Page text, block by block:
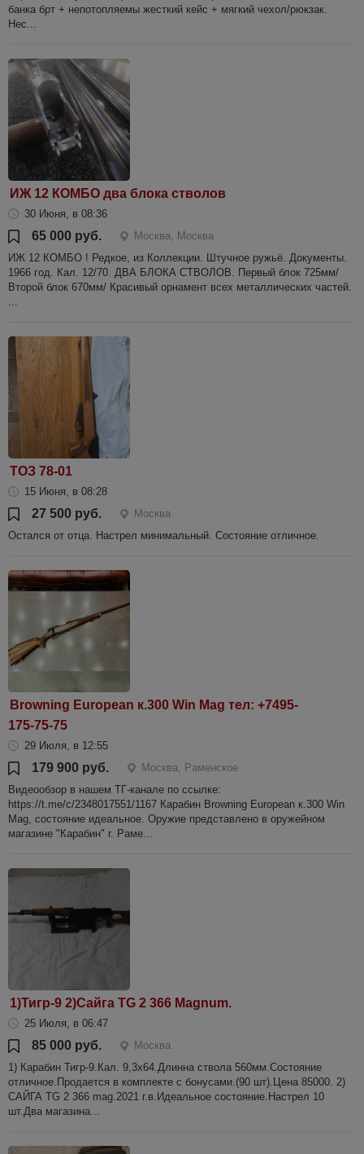
банка брт + непотопляемы жесткий кейс + мягкий чехол/рюкзак.
Нес...
ИЖ 12 КОМБО два блока стволов
30 Июня, в 08:36
65 000 руб.
Москва, Москва
ИЖ 12 КОМБО ! Редкое, из Коллекции. Штучное ружьё. Документы.
1966 год. Кал. 12/70. ДВА БЛОКА СТВОЛОВ. Первый блок 725мм/
Второй блок 670мм/ Красивый орнамент всех металлических частей.
...
ТОЗ 78-01
15 Июня, в 08:28
27 500 руб.
Москва
Остался от отца. Настрел минимальный. Состояние отличное.
Browning European к.300 Win Mag тел: +7495-
175-75-75
29 Июля, в 12:55
179 900 руб.
Москва, Раменское
Видеообзор в нашем ТГ-канале по ссылке:
https://t.me/c/2348017551/1167 Карабин Browning European к.300 Win
Mag, состояние идеальное. Оружие представлено в оружейном
магазине "Карабин" г. Раме...
1)Тигр-9 2)Сайга TG 2 366 Magnum.
25 Июля, в 06:47
85 000 руб.
Москва
1) Карабин Тигр-9.Кал. 9,3х64.Длинна ствола 560мм.Состояние
отличное.Продается в комплекте с бонусами.(90 шт).Цена 85000. 2)
САЙГА TG 2 366 mag.2021 г.в.Идеальное состояние.Настрел 10
шт.Два магазина...